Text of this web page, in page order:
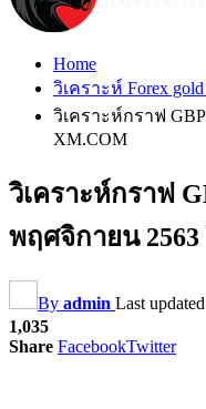
Home
วิเคราะห์ Forex
วิเคราะห์กราฟ
XM.COM
วิเคราะห์กราฟ
พฤศจิกายน
By admin Last updated
1,035
Share FacebookTwitter